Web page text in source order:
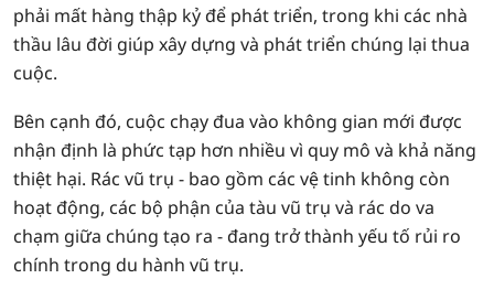
phải mất hàng thập kỷ để phát triển, trong khi các nhà
thầu lâu đời giúp xây dựng và phát triển chúng lại thua
cuộc.
Bên cạnh đó, cuộc chạy đua vào không gian mới được
nhận định là phức tạp hơn nhiều vì quy mô và khả năng
thiệt hại. Rác vũ trụ - bao gồm các vệ tinh không còn
hoạt động, các bộ phận của tàu vũ trụ và rác do va
chạm giữa chúng tạo ra - đang trở thành yếu tố rủi ro
chính trong du hành vũ trụ.